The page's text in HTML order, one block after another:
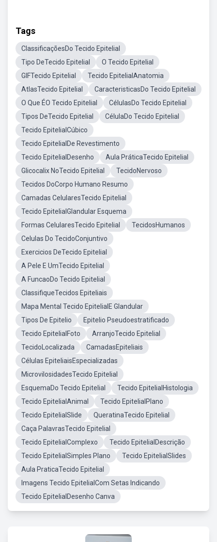
Tags
ClassificaçõesDo Tecido Epitelial
Tipo DeTecido Epitelial
O Tecido Epitelial
GIFTecido Epitelial
Tecido EpitelialAnatomia
AtlasTecido Epitelial
CaracteristicasDo Tecido Epitelial
O Que ÉO Tecido Epitelial
CélulasDo Tecido Epitelial
Tipos DeTecido Epitelial
CélulaDo Tecido Epitelial
Tecido EpitelialCúbico
Tecido EpitelialDe Revestimento
Tecido EpitelialDesenho
Aula PráticaTecido Epitelial
Glicocalix NoTecido Epitelial
TecidoNervoso
Tecidos DoCorpo Humano Resumo
Camadas CelularesTecido Epitelial
Tecido EpitelialGlandular Esquema
Formas CelularesTecido Epitelial
TecidosHumanos
Celulas Do TecidoConjuntivo
Exercicios DeTecido Epitelial
A Pele E UmTecido Epitelial
A FuncaoDo Tecido Epitelial
ClassifiqueTecidos Epiteliais
Mapa Mental Tecido EpitelialE Glandular
Tipos De Epitelio
Epitelio Pseudoestratificado
Tecido EpitelialFoto
ArranjoTecido Epitelial
TecidoLocalizada
CamadasEpiteliais
Células EpiteliaisEspecializadas
MicrovilosidadesTecido Epitelial
EsquemaDo Tecido Epitelial
Tecido EpitelialHistologia
Tecido EpitelialAnimal
Tecido EpitelialPlano
Tecido EpitelialSlide
QueratinaTecido Epitelial
Caça PalavrasTecido Epitelial
Tecido EpitelialComplexo
Tecido EpitelialDescrição
Tecido EpitelialSimples Plano
Tecido EpitelialSlides
Aula PraticaTecido Epitelial
Imagens Tecido EpitelialCom Setas Indicando
Tecido EpitelialDesenho Canva